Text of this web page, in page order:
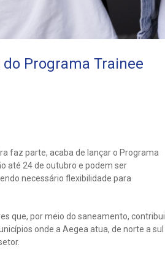
Programa Trainee
faz parte, acaba de lançar o Programa
até 24 de outubro e podem ser
necessário flexibilidade para
que, por meio do saneamento, contribui
onde a Aegea atua, de norte a sul